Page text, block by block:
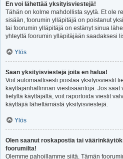
En voi lähettää yksityisviestejä!
Tähän on kolme mahdollista syytä. Et ole
sisään, foorumin ylläpitäjä on poistanut
tai foorumin ylläpitäjä on estänyt sinua
yhteyttä foorumin ylläpitäjään saadaksesi
Ylös
Saan yksityisviestejä joita en halua!
Voit automaattisesti poistaa yksityisviestit
käyttäjänhallinnan viestisääntöjä. Jos
tietyltä käyttäjältä, voit raportoida viestit
käyttäjiä lähettämästä yksityisviestejä.
Ylös
Olen saanut roskapostia tai
foorumilta!
Olemme pahoillamme siitä. Tämän